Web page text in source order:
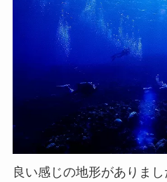
良い感じの地形がありま